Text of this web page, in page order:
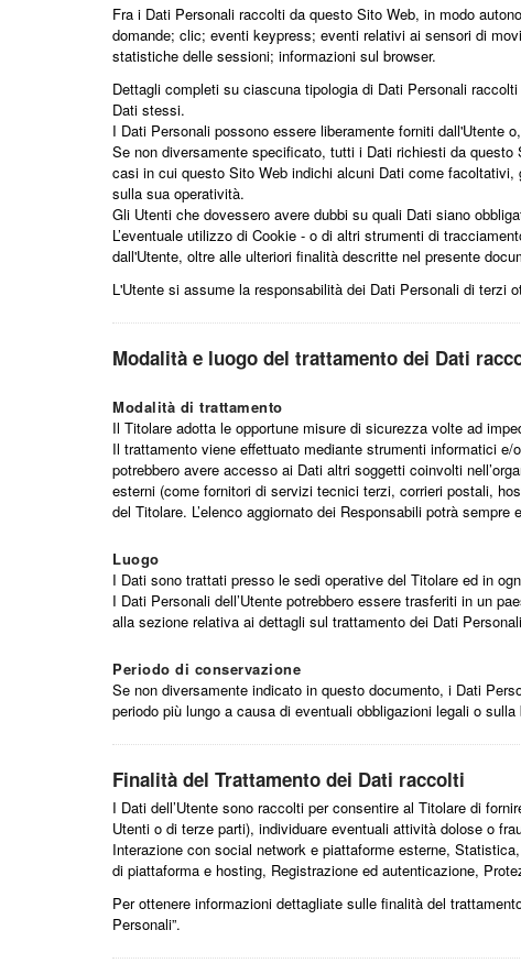
Fra i Dati Personali raccolti da questo Sito Web, in modo
domande; clic; eventi keypress; eventi relativi ai sensori di
statistiche delle sessioni; informazioni sul browser.
Dettagli completi su ciascuna tipologia di Dati Personali
Dati stessi.
I Dati Personali possono essere liberamente forniti dall'Utente
Se non diversamente specificato, tutti i Dati richiesti da
casi in cui questo Sito Web indichi alcuni Dati come
sulla sua operatività.
Gli Utenti che dovessero avere dubbi su quali Dati siano
L’eventuale utilizzo di Cookie - o di altri strumenti di
dall'Utente, oltre alle ulteriori finalità descritte nel presente
L'Utente si assume la responsabilità dei Dati Personali di terzi
Modalità e luogo del trattamento dei Dati
Modalità di trattamento
Il Titolare adotta le opportune misure di sicurezza volte ad
Il trattamento viene effettuato mediante strumenti informatici
potrebbero avere accesso ai Dati altri soggetti coinvolti
esterni (come fornitori di servizi tecnici terzi, corrieri postali,
del Titolare. L’elenco aggiornato dei Responsabili potrà
Luogo
I Dati sono trattati presso le sedi operative del Titolare ed in
I Dati Personali dell’Utente potrebbero essere trasferiti in un
alla sezione relativa ai dettagli sul trattamento dei Dati
Periodo di conservazione
Se non diversamente indicato in questo documento, i Dati
periodo più lungo a causa di eventuali obbligazioni legali o
Finalità del Trattamento dei Dati raccolti
I Dati dell’Utente sono raccolti per consentire al Titolare di
Utenti o di terze parti), individuare eventuali attività dolose o
Interazione con social network e piattaforme esterne,
di piattaforma e hosting, Registrazione ed autenticazione,
Per ottenere informazioni dettagliate sulle finalità del
Personali”.